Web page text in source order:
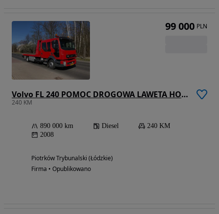
Volvo FL 240 POMOC DROGOWA LAWETA HOLOWNIK
240 KM
890 000 km Diesel
240 KM
2008
Piotrków Trybunalski (Łódzkie)
Firma • Opublikowano
99 000 PLN